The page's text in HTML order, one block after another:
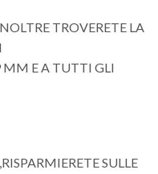
TROVERETE LA
MM E A TUTTI GLI
SULLE